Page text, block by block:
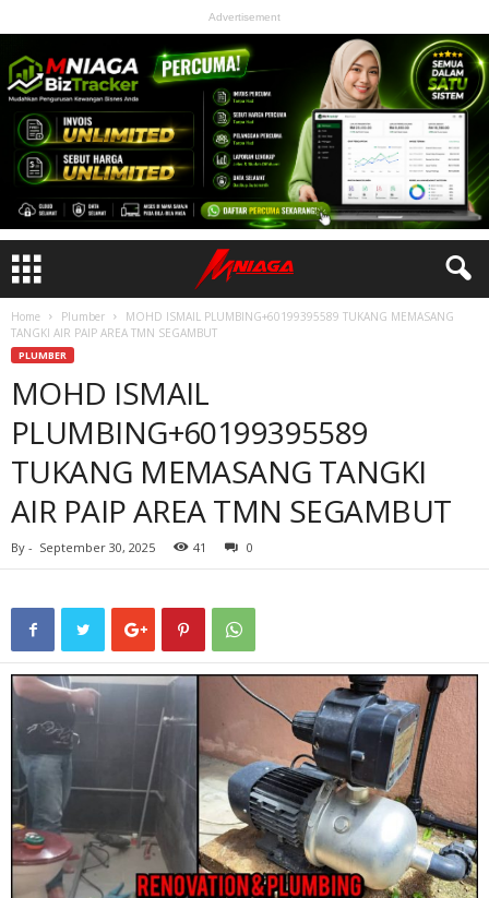
Advertisement
Home Plumber
MOHD ISMAIL PLUMBING+60199395589 TUKANG MEMASANG
TANGKI AIR PAIP AREA TMN SEGAMBUT
PLUMBER
MOHD ISMAIL
PLUMBING+60199395589
TUKANG MEMASANG TANGKI
AIR PAIP AREA TMN SEGAMBUT
By - September 30, 2025 41 0